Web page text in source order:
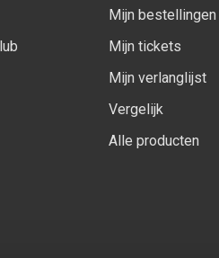
Mijn bestellingen
Mijn tickets
Mijn verlanglijst
Vergelijk
Alle producten